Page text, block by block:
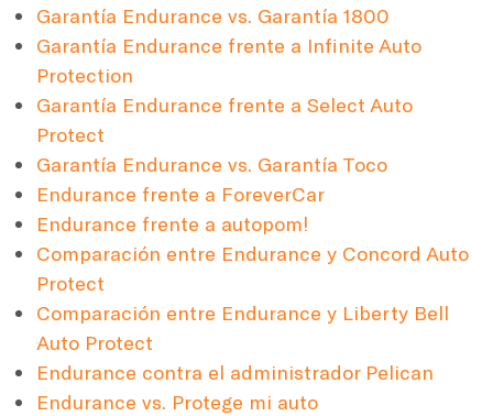
Garantía Endurance vs. Garantía 1800
Garantía Endurance frente a Infinite Auto
Protection
Garantía Endurance frente a Select Auto
Protect
Garantía Endurance vs. Garantía Toco
Endurance frente a ForeverCar
Endurance frente a autopom!
Comparación entre Endurance y Concord Auto
Protect
Comparación entre Endurance y Liberty Bell
Auto Protect
Endurance contra el administrador Pelican
Endurance vs. Protege mi auto